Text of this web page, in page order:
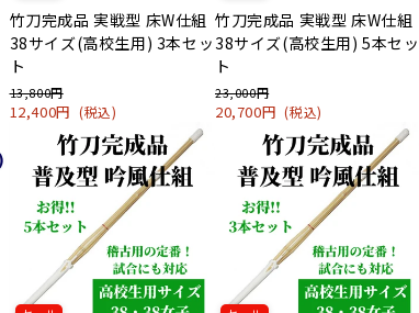
竹刀完成品 実戦型 床W仕組
38サイズ(高校生用) 3本セッ
ト
13,800円
12,400円 (税込)
竹刀完成品 実戦型 床W仕組
38サイズ(高校生用) 5本セッ
ト
23,000円
20,700円(税込)